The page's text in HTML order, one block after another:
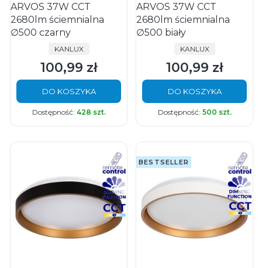
ARVOS 37W CCT
2680lm ściemnialna
∅500 czarny
PRODUCENT
KANLUX
Cena
100,99 zł
DO KOSZYKA
Dostępność: 428 szt.
ARVOS 37W CCT
2680lm ściemnialna
∅500 biały
PRODUCENT
KANLUX
Cena
100,99 zł
DO KOSZYKA
Dostępność: 500 szt.
BESTSELLER